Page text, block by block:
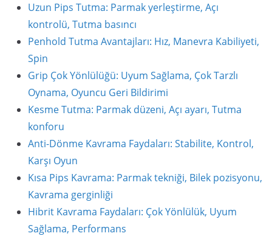
Uzun Pips Tutma: Parmak yerleştirme, Açı
kontrolü, Tutma basıncı
Penhold Tutma Avantajları: Hız, Manevra Kabiliyeti,
Spin
Grip Çok Yönlülüğü: Uyum Sağlama, Çok Tarzlı
Oynama, Oyuncu Geri Bildirimi
Kesme Tutma: Parmak düzeni, Açı ayarı, Tutma
konforu
Anti-Dönme Kavrama Faydaları: Stabilite, Kontrol,
Karşı Oyun
Kısa Pips Kavrama: Parmak tekniği, Bilek pozisyonu,
Kavrama gerginliği
Hibrit Kavrama Faydaları: Çok Yönlülük, Uyum
Sağlama, Performans